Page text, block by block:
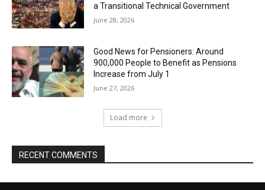
a Transitional Technical Government
June 28, 2026
Good News for Pensioners: Around
900,000 People to Benefit as Pensions
Increase from July 1
June 27, 2026
Load more
RECENT COMMENTS